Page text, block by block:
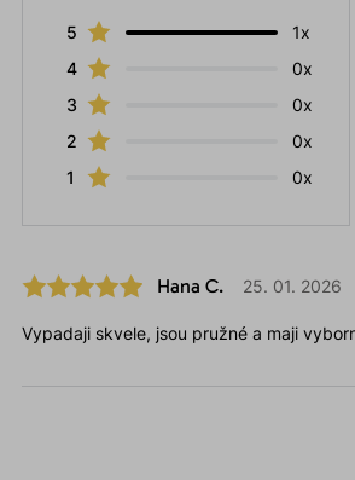
5
1x
4
0x
3
0x
2
0x
1
0x
Hana C. 25. 01. 2026
Vypadaji skvele, jsou pružné a maji